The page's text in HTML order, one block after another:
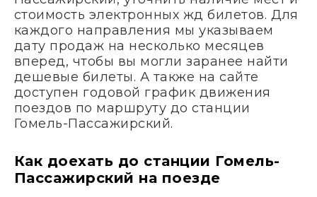
стоимость электронных жд билетов. Для
каждого направления мы указываем
дату продаж на несколько месяцев
вперед, чтобы вы могли заранее найти
дешевые билеты. А также на сайте
доступен годовой график движения
поездов по маршруту до станции
Гомель-Пассажирский.
Как доехать до станции Гомель-
Пассажирский на поезде